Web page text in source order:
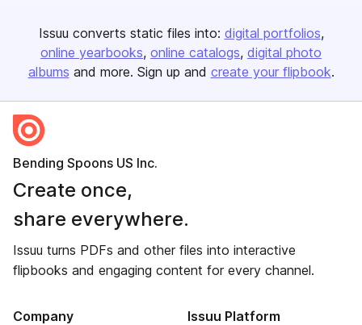
Issuu converts static files into: digital portfolios
online yearbooks online catalogs digital photo
albums and more. Sign up and create your flipbook.
Bending Spoons US Inc.
Create once,
share everywhere.
Issuu turns PDFs and other files into interactive
flipbooks and engaging content for every channel.
Company Issuu Platform